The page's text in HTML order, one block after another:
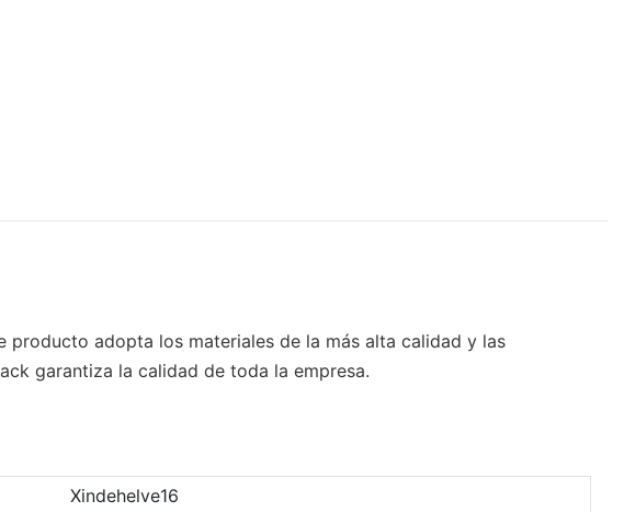
producto adopta los materiales de la más alta calidad y las
garantiza la calidad de toda la empresa.
Xindehelve16